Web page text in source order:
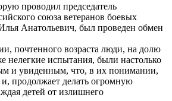
проводил председатель
союза ветеранов боевых
Анатольевич, был проведен обмен
почтенного возраста люди, на долю
нелегкие испытания, были настолько
и увиденным, что, в их понимании,
продолжает делать огромную
детей от излишнего